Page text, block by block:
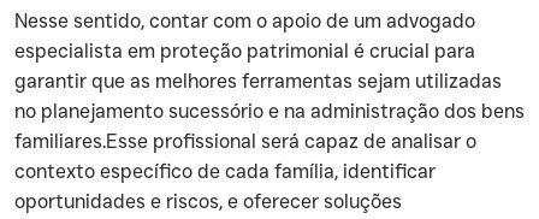
‍Nesse sentido, contar com o apoio de um advogado
especialista em proteção patrimonial é crucial para
garantir que as melhores ferramentas sejam utilizadas
no planejamento sucessório e na administração dos bens
familiares.Esse profissional será capaz de analisar o
contexto específico de cada família, identificar
oportunidades e riscos, e oferecer soluções